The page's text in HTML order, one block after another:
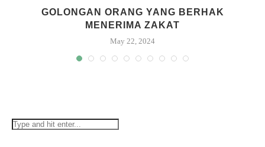
GOLONGAN ORANG YANG BERHAK
MENERIMA ZAKAT
May 22, 2024